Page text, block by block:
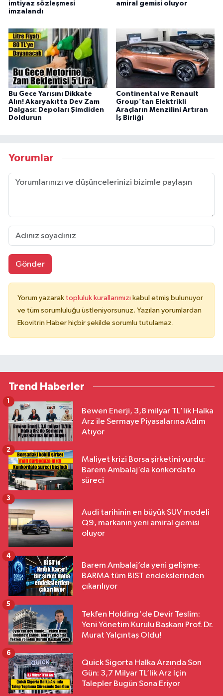
imtiyaz sözleşmesi
imzalandı
amiral gemisi oluyor
Bu Gece Yarısını Dikkate
Alın! Akaryakıtta Dev Zam
Dalgası: Depoları Şimdiden
Doldurun
Continental ve Renault
Group’tan Elektrikli
Araçların Menzilini Artıran
İş Birliği
Yorumlar
Gönder
Yorum yazarak topluluk kurallarımızı kabul etmiş bulunuyor
ve tüm sorumluluğu üstleniyorsunuz. Yazılan yorumlardan
Ekovitrin Haber hiçbir şekilde sorumlu tutulamaz.
Trend Haberler
Bewen Enerji, 3,8 milyar TL'lik Halka
Arz ile Sermaye Piyasalarına Adım
Atıyor
1
Maliyet krizi Borsa şirketini vurdu:
Barem Ambalaj’da konkordato
süreci
2
Audi tarihinin en büyük SUV modeli
Q9, markanın yeni amiral gemisi
oluyor
3
Barem Ambalaj’da yeni gelişme:
BARMA tüm BIST endekslerinden
çıkarılıyor
4
Tekfen Holding'de Devir Teslim:
Yeni Yönetim Kurulu Başkanı Prof. Dr.
Murat Yalçıntaş Oldu!
5
Quick Sigorta Halka Arzında Son
Gün: 3,7 Milyar TL’lik Arz İçin
Talepler Bugün Sona Eriyor
6